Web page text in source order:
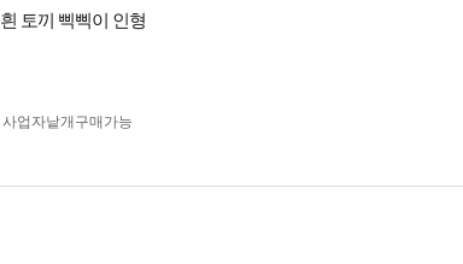
흰 토끼 삑삑이 인형
사업자 낱개구매가능